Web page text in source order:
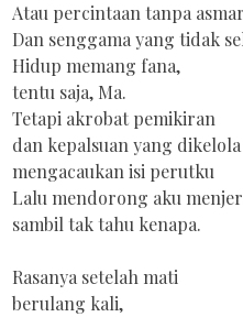
Atau percintaan tanpa
Dan senggama yang tidak
Hidup memang fana,
tentu saja, Ma.
Tetapi akrobat pemikiran
dan kepalsuan yang dikelola
mengacaukan isi perutku
Lalu mendorong aku
sambil tak tahu kenapa.
Rasanya setelah mati
berulang kali,